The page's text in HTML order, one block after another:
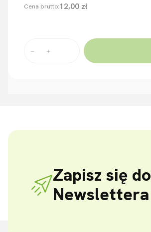
Cena brutto:12,00 zł
Zapisz się do
Newslettera